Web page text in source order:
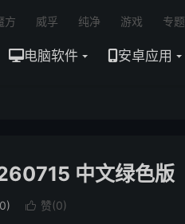
电脑软件 安卓应用
方 威孚 纯净 游戏 专题
中文绿色版
 赞(0)